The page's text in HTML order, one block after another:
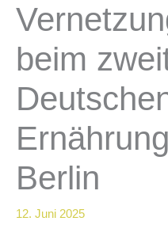
beim
Berlin
12. Juni 2025